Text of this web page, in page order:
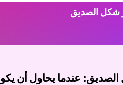
شكل الصديق
الصديق: عندما يحاول أن